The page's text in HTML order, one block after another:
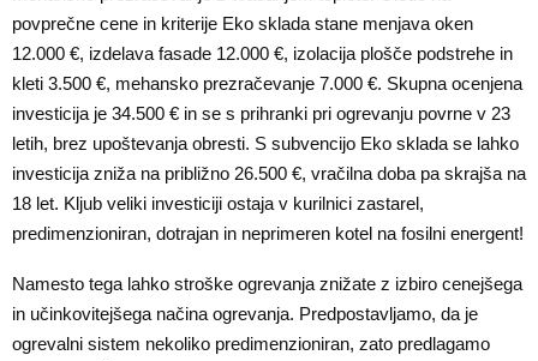
povprečne cene in kriterije Eko sklada stane menjava oken
12.000 €, izdelava fasade 12.000 €, izolacija plošče podstrehe in
kleti 3.500 €, mehansko prezračevanje 7.000 €. Skupna ocenjena
investicija je 34.500 € in se s prihranki pri ogrevanju povrne v 23
letih, brez upoštevanja obresti. S subvencijo Eko sklada se lahko
investicija zniža na približno 26.500 €, vračilna doba pa skrajša na
18 let. Kljub veliki investiciji ostaja v kurilnici zastarel,
predimenzioniran, dotrajan in neprimeren kotel na fosilni energent!
Namesto tega lahko stroške ogrevanja znižate z izbiro cenejšega
in učinkovitejšega načina ogrevanja. Predpostavljamo, da je
ogrevalni sistem nekoliko predimenzioniran, zato predlagamo